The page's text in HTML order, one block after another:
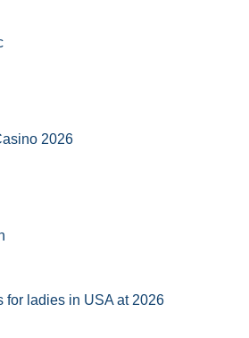
2026
for ladies in USA at 2026